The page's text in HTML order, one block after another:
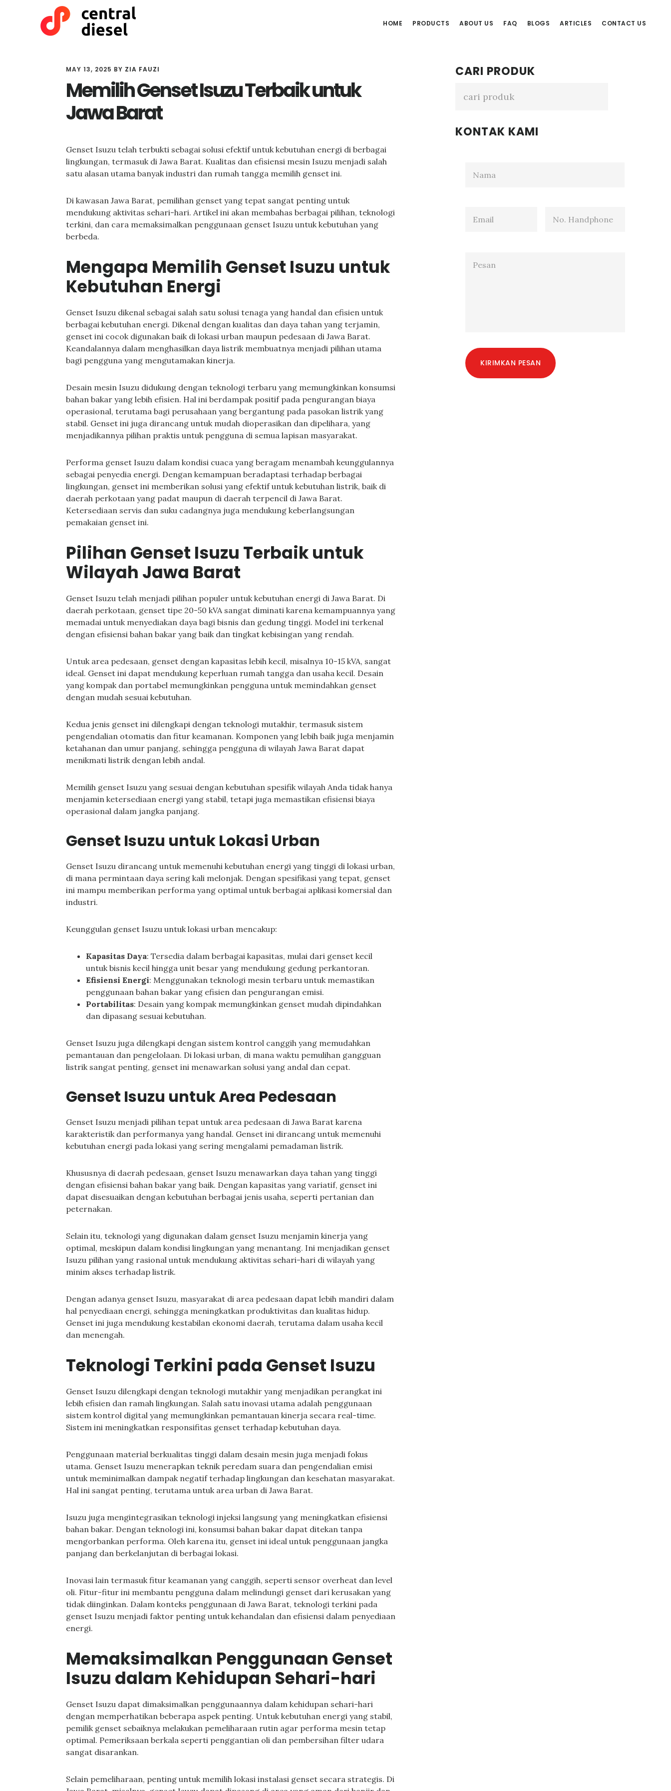
HOME PRODUCTS ABOUT US FAQ BLOGS ARTICLES CONTACT US
MAY 13, 2025 BY ZIA FAUZI
Memilih Genset Isuzu Terbaik untuk
Jawa Barat
Genset Isuzu telah terbukti sebagai solusi efektif untuk kebutuhan energi di berbagai
lingkungan, termasuk di Jawa Barat. Kualitas dan efisiensi mesin Isuzu menjadi salah
satu alasan utama banyak industri dan rumah tangga memilih genset ini.
Di kawasan Jawa Barat, pemilihan genset yang tepat sangat penting untuk
mendukung aktivitas sehari-hari. Artikel ini akan membahas berbagai pilihan, teknologi
terkini, dan cara memaksimalkan penggunaan genset Isuzu untuk kebutuhan yang
berbeda.
Mengapa Memilih Genset Isuzu untuk
Kebutuhan Energi
Genset Isuzu dikenal sebagai salah satu solusi tenaga yang handal dan efisien untuk
berbagai kebutuhan energi. Dikenal dengan kualitas dan daya tahan yang terjamin,
genset ini cocok digunakan baik di lokasi urban maupun pedesaan di Jawa Barat.
Keandalannya dalam menghasilkan daya listrik membuatnya menjadi pilihan utama
bagi pengguna yang mengutamakan kinerja.
Desain mesin Isuzu didukung dengan teknologi terbaru yang memungkinkan konsumsi
bahan bakar yang lebih efisien. Hal ini berdampak positif pada pengurangan biaya
operasional, terutama bagi perusahaan yang bergantung pada pasokan listrik yang
stabil. Genset ini juga dirancang untuk mudah dioperasikan dan dipelihara, yang
menjadikannya pilihan praktis untuk pengguna di semua lapisan masyarakat.
Performa genset Isuzu dalam kondisi cuaca yang beragam menambah keunggulannya
sebagai penyedia energi. Dengan kemampuan beradaptasi terhadap berbagai
lingkungan, genset ini memberikan solusi yang efektif untuk kebutuhan listrik, baik di
daerah perkotaan yang padat maupun di daerah terpencil di Jawa Barat.
Ketersediaan servis dan suku cadangnya juga mendukung keberlangsungan
pemakaian genset ini.
Pilihan Genset Isuzu Terbaik untuk
Wilayah Jawa Barat
Genset Isuzu telah menjadi pilihan populer untuk kebutuhan energi di Jawa Barat. Di
daerah perkotaan, genset tipe 20-50 kVA sangat diminati karena kemampuannya yang
memadai untuk menyediakan daya bagi bisnis dan gedung tinggi. Model ini terkenal
dengan efisiensi bahan bakar yang baik dan tingkat kebisingan yang rendah.
Untuk area pedesaan, genset dengan kapasitas lebih kecil, misalnya 10-15 kVA, sangat
ideal. Genset ini dapat mendukung keperluan rumah tangga dan usaha kecil. Desain
yang kompak dan portabel memungkinkan pengguna untuk memindahkan genset
dengan mudah sesuai kebutuhan.
Kedua jenis genset ini dilengkapi dengan teknologi mutakhir, termasuk sistem
pengendalian otomatis dan fitur keamanan. Komponen yang lebih baik juga menjamin
ketahanan dan umur panjang, sehingga pengguna di wilayah Jawa Barat dapat
menikmati listrik dengan lebih andal.
Memilih genset Isuzu yang sesuai dengan kebutuhan spesifik wilayah Anda tidak hanya
menjamin ketersediaan energi yang stabil, tetapi juga memastikan efisiensi biaya
operasional dalam jangka panjang.
Genset Isuzu untuk Lokasi Urban
Genset Isuzu dirancang untuk memenuhi kebutuhan energi yang tinggi di lokasi urban,
di mana permintaan daya sering kali melonjak. Dengan spesifikasi yang tepat, genset
ini mampu memberikan performa yang optimal untuk berbagai aplikasi komersial dan
industri.
Keunggulan genset Isuzu untuk lokasi urban mencakup:
Kapasitas Daya: Tersedia dalam berbagai kapasitas, mulai dari genset kecil
untuk bisnis kecil hingga unit besar yang mendukung gedung perkantoran.
Efisiensi Energi: Menggunakan teknologi mesin terbaru untuk memastikan
penggunaan bahan bakar yang efisien dan pengurangan emisi.
Portabilitas: Desain yang kompak memungkinkan genset mudah dipindahkan
dan dipasang sesuai kebutuhan.
Genset Isuzu juga dilengkapi dengan sistem kontrol canggih yang memudahkan
pemantauan dan pengelolaan. Di lokasi urban, di mana waktu pemulihan gangguan
listrik sangat penting, genset ini menawarkan solusi yang andal dan cepat.
Genset Isuzu untuk Area Pedesaan
Genset Isuzu menjadi pilihan tepat untuk area pedesaan di Jawa Barat karena
karakteristik dan performanya yang handal. Genset ini dirancang untuk memenuhi
kebutuhan energi pada lokasi yang sering mengalami pemadaman listrik.
Khususnya di daerah pedesaan, genset Isuzu menawarkan daya tahan yang tinggi
dengan efisiensi bahan bakar yang baik. Dengan kapasitas yang variatif, genset ini
dapat disesuaikan dengan kebutuhan berbagai jenis usaha, seperti pertanian dan
peternakan.
Selain itu, teknologi yang digunakan dalam genset Isuzu menjamin kinerja yang
optimal, meskipun dalam kondisi lingkungan yang menantang. Ini menjadikan genset
Isuzu pilihan yang rasional untuk mendukung aktivitas sehari-hari di wilayah yang
minim akses terhadap listrik.
Dengan adanya genset Isuzu, masyarakat di area pedesaan dapat lebih mandiri dalam
hal penyediaan energi, sehingga meningkatkan produktivitas dan kualitas hidup.
Genset ini juga mendukung kestabilan ekonomi daerah, terutama dalam usaha kecil
dan menengah.
Teknologi Terkini pada Genset Isuzu
Genset Isuzu dilengkapi dengan teknologi mutakhir yang menjadikan perangkat ini
lebih efisien dan ramah lingkungan. Salah satu inovasi utama adalah penggunaan
sistem kontrol digital yang memungkinkan pemantauan kinerja secara real-time.
Sistem ini meningkatkan responsifitas genset terhadap kebutuhan daya.
Penggunaan material berkualitas tinggi dalam desain mesin juga menjadi fokus
utama. Genset Isuzu menerapkan teknik peredam suara dan pengendalian emisi
untuk meminimalkan dampak negatif terhadap lingkungan dan kesehatan masyarakat.
Hal ini sangat penting, terutama untuk area urban di Jawa Barat.
Isuzu juga mengintegrasikan teknologi injeksi langsung yang meningkatkan efisiensi
bahan bakar. Dengan teknologi ini, konsumsi bahan bakar dapat ditekan tanpa
mengorbankan performa. Oleh karena itu, genset ini ideal untuk penggunaan jangka
panjang dan berkelanjutan di berbagai lokasi.
Inovasi lain termasuk fitur keamanan yang canggih, seperti sensor overheat dan level
oli. Fitur-fitur ini membantu pengguna dalam melindungi genset dari kerusakan yang
tidak diinginkan. Dalam konteks penggunaan di Jawa Barat, teknologi terkini pada
genset Isuzu menjadi faktor penting untuk kehandalan dan efisiensi dalam penyediaan
energi.
Memaksimalkan Penggunaan Genset
Isuzu dalam Kehidupan Sehari-hari
Genset Isuzu dapat dimaksimalkan penggunaannya dalam kehidupan sehari-hari
dengan memperhatikan beberapa aspek penting. Untuk kebutuhan energi yang stabil,
pemilik genset sebaiknya melakukan pemeliharaan rutin agar performa mesin tetap
optimal. Pemeriksaan berkala seperti penggantian oli dan pembersihan filter udara
sangat disarankan.
Selain pemeliharaan, penting untuk memilih lokasi instalasi genset secara strategis. Di
Primary
Sidebar
CARI PRODUK
KONTAK KAMI
KIRIMKAN PESAN